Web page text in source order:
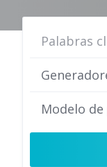
Modelo